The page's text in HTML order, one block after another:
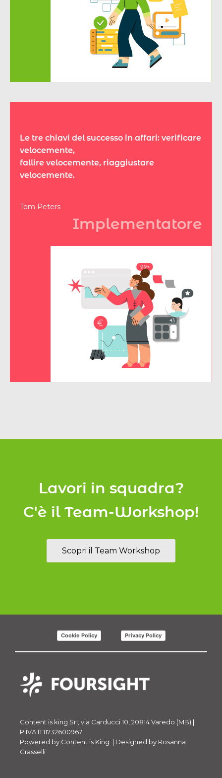
Le tre chiavi del successo in affari: verificare
velocemente,
fallire velocemente, riaggiustare
velocemente.
Tom Peters
Implementatore
Lavori in squadra?
C'è il Team-Workshop!
Scopri il Team Workshop
Cookie Policy Privacy Policy
Content is king Srl, via Carducci 10, 20814 Varedo (MB) |
P.IVA IT11732600967
Powered by Content is King | Designed by Rosanna
Grasselli